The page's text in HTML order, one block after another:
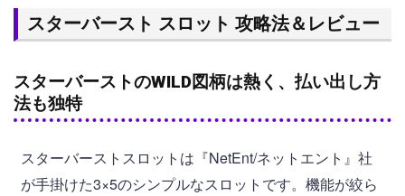
スターバースト スロット 攻略法＆レビュー
スターバーストのWILD図柄は熱く、払い出し方
法も独特
スターバーストスロットは『NetEnt/ネットエント』社
が手掛けた3×5のシンプルなスロットです。機能が絞ら